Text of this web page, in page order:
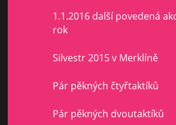
1.1.2016 další povedená
rok
Silvestr 2015 v Merklíně
Pár pěkných čtyřtaktíků
Pár pěkných dvoutaktíků